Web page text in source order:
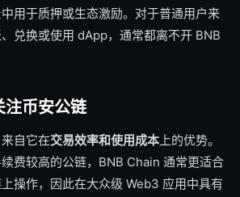
用于质押或生态激励。对于普通用户来
兑换或使用 dApp，通常都离不开 BNB
注币安公链
自它在交易效率和使用成本 上的优势。
费较高的公链，BNB Chain 通常更适合
操作，因此在大众级 Web3 应用中具有